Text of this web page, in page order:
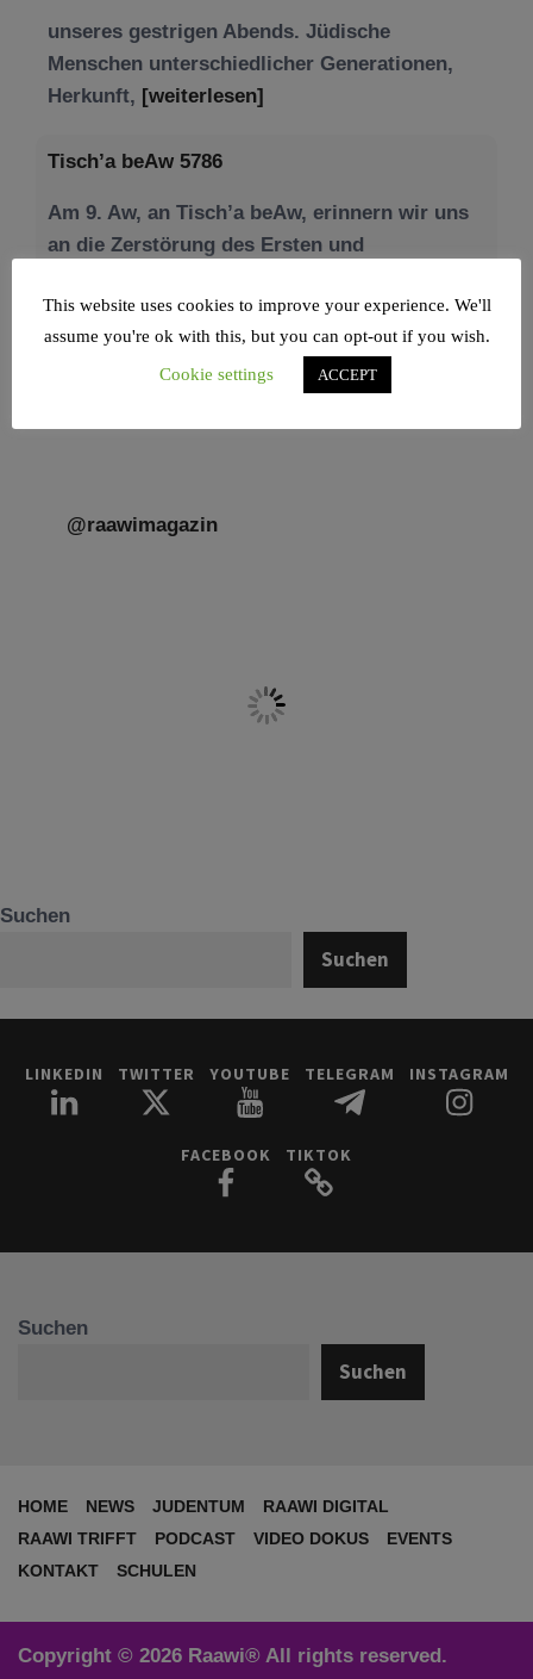
Tisch’a beAw 5786
an die Zerstörung des Ersten und
@raawimagazin
Suchen
Suchen
LINKEDIN TWITTER YOUTUBE TELEGRAM INSTAGRAM
FACEBOOK TIKTOK
Suchen
Suchen
HOME NEWS JUDENTUM
RAAWI DIGITAL
RAAWI TRIFFT
PODCAST VIDEO DOKUS
EVENTS
KONTAKT
SCHULEN
Copyright © 2026 Raawi® All rights reserved.
This website uses cookies to improve your experience. We'll
assume you're ok with this, but you can opt-out if you wish.
Cookie settings
ACCEPT